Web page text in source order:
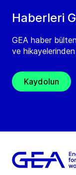
Haberleri
GEA haber
ve
Kaydolun